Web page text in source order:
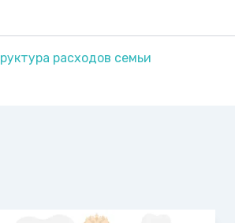
расходов семьи